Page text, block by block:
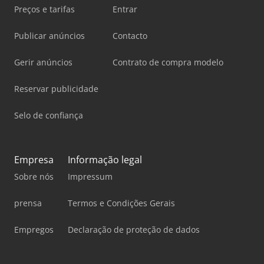
Preços e tarifas
Publicar anúncios
Gerir anúncios
Reservar publicidade
Selo de confiança
Entrar
Contacto
Contrato de compra modelo
Empresa
Sobre nós
prensa
Empregos
Informação legal
Impressum
Termos e Condições Gerais
Declaração de proteção de dados